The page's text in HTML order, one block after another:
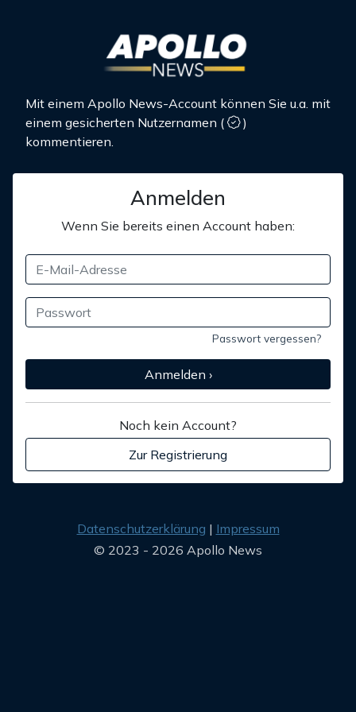
Mit einem Apollo News-Account können Sie u.a. mit
einem gesicherten Nutzernamen (
)
kommentieren.
Anmelden
Wenn Sie bereits einen Account haben:
Passwort vergessen?
Anmelden ›
Noch kein Account?
Zur Registrierung
Datenschutzerklärung
Impressum
© 2023 - 2026 Apollo News